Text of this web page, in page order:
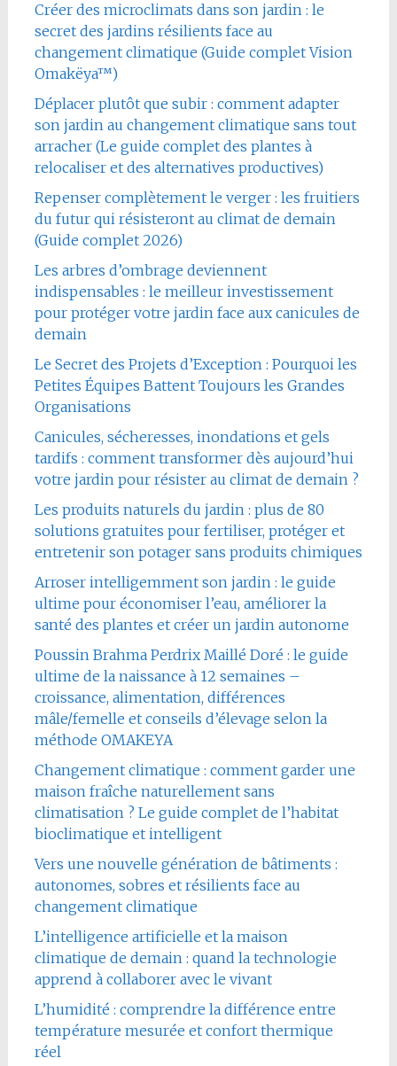
Créer des microclimats dans son jardin : le
secret des jardins résilients face au
changement climatique (Guide complet Vision
Omakëya™)
Déplacer plutôt que subir : comment adapter
son jardin au changement climatique sans tout
arracher (Le guide complet des plantes à
relocaliser et des alternatives productives)
Repenser complètement le verger : les fruitiers
du futur qui résisteront au climat de demain
(Guide complet 2026)
Les arbres d’ombrage deviennent
indispensables : le meilleur investissement
pour protéger votre jardin face aux canicules de
demain
Le Secret des Projets d’Exception : Pourquoi les
Petites Équipes Battent Toujours les Grandes
Organisations
Canicules, sécheresses, inondations et gels
tardifs : comment transformer dès aujourd’hui
votre jardin pour résister au climat de demain ?
Les produits naturels du jardin : plus de 80
solutions gratuites pour fertiliser, protéger et
entretenir son potager sans produits chimiques
Arroser intelligemment son jardin : le guide
ultime pour économiser l’eau, améliorer la
santé des plantes et créer un jardin autonome
Poussin Brahma Perdrix Maillé Doré : le guide
ultime de la naissance à 12 semaines –
croissance, alimentation, différences
mâle/femelle et conseils d’élevage selon la
méthode OMAKEYA
Changement climatique : comment garder une
maison fraîche naturellement sans
climatisation ? Le guide complet de l’habitat
bioclimatique et intelligent
Vers une nouvelle génération de bâtiments :
autonomes, sobres et résilients face au
changement climatique
L’intelligence artificielle et la maison
climatique de demain : quand la technologie
apprend à collaborer avec le vivant
L’humidité : comprendre la différence entre
température mesurée et confort thermique
réel